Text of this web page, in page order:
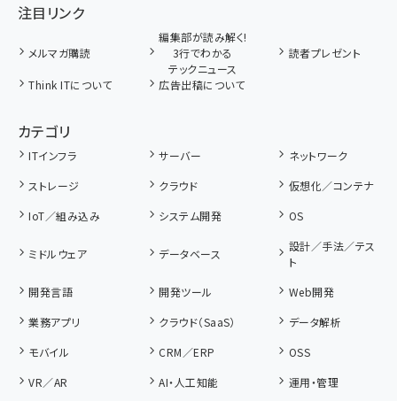
注目リンク
メルマガ購読
編集部が読み解く!
3行でわかる
テックニュース
読者プレゼント
Think ITについて 広告出稿について
カテゴリ
ITインフラ サーバー
ネットワーク
ストレージ
クラウド
仮想化／コンテナ
IoT／組み込み
システム開発 OS
ミドルウェア データベース
設計／手法／テス
ト
開発言語
開発ツール
Web開発
業務アプリ
クラウド（SaaS）
データ解析
モバイル
CRM／ERP
OSS
VR／AR
AI・人工知能
運用・管理